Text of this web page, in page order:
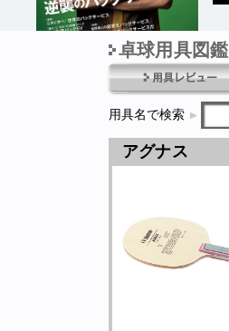
1970年1月01日 発売卓球用具図鑑
用具名で検索
アグナス